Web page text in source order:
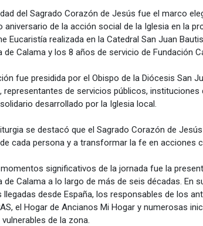
del Sagrado Corazón de Jesús fue el marco
aniversario de la acción social de la Iglesia en la
Eucaristía realizada en la Catedral San Juan
de Calama y los 8 años de servicio de Fundación
fue presidida por el Obispo de la Diócesis San
representantes de servicios públicos,
desarrollado por la Iglesia local.
se destacó que el Sagrado Corazón de
cada persona y a transformar la fe en acciones
significativos de la jornada fue la
de Calama a lo largo de más de seis décadas.
llegadas desde España, los responsables de los
el Hogar de Ancianos Mi Hogar y numerosas
de la zona.